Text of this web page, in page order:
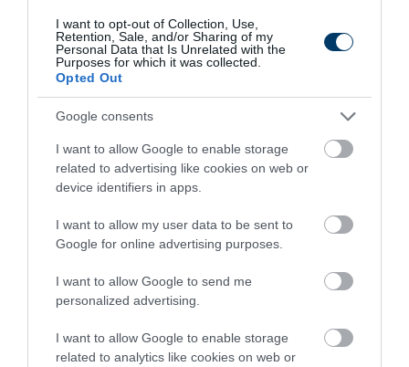
I want to opt-out of Collection, Use,
Retention, Sale, and/or Sharing of my
Personal Data that Is Unrelated with the
Purposes for which it was collected.
Opted Out
Google consents
I want to allow Google to enable storage
related to advertising like cookies on web or
device identifiers in apps.
I want to allow my user data to be sent to
Google for online advertising purposes.
I want to allow Google to send me
personalized advertising.
I want to allow Google to enable storage
related to analytics like cookies on web or
One Teaspoon And All The Worms In The Body
Die Instantly
482 161 293